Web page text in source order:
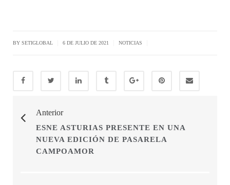
BY SETIGLOBAL 6 DE JULIO DE 2021 NOTICIAS
Anterior
ESNE ASTURIAS PRESENTE EN UNA
NUEVA EDICIÓN DE PASARELA
CAMPOAMOR